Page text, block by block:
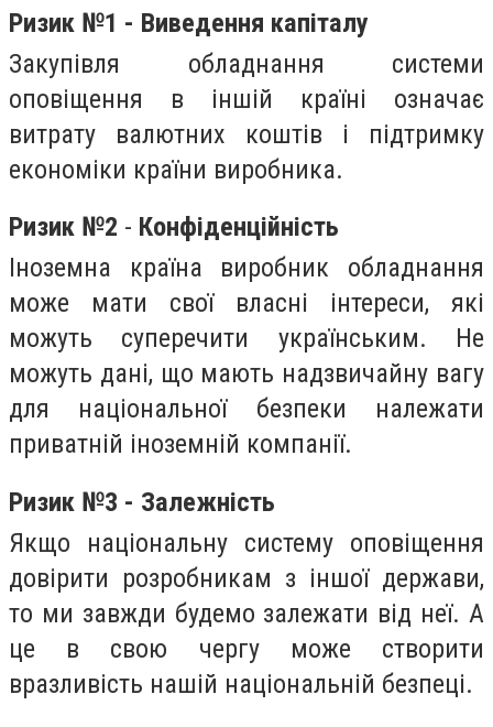
Ризик №1 - Виведення капіталу
Закупівля обладнання системи
оповіщення в іншій країні означає
витрату валютних коштів і підтримку
економіки країни виробника.
Ризик №2 - Конфіденційність
Іноземна країна виробник обладнання
може мати свої власні інтереси, які
можуть суперечити українським. Не
можуть дані, що мають надзвичайну вагу
для національної безпеки належати
приватній іноземній компанії.
Ризик №3 - Залежність
Якщо національну систему оповіщення
довірити розробникам з іншої держави,
то ми завжди будемо залежати від неї. А
це в свою чергу може створити
вразливість нашій національній безпеці.